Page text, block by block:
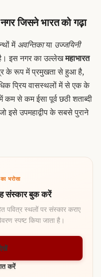
जिसने भारत को गढ़ा
मेंअवन्तिकाया उज्जयिनी
इस नगर का उल्लेखमहाभारत
के रूप में प्रमुखता से हुआ है,
प्रिय वासस्थलों में से एक के
से कम ईसा पूर्व छठी शताब्दी
इसे उपमहाद्वीप के सबसे पुराने
भरोसा
संस्कार बुक करें
पवित्र स्थलों पर संस्कार कराए
स्पष्ट किया जाता है।
करें